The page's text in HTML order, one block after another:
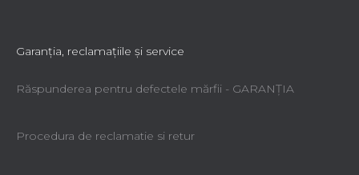
Garanţia, reclamaţiile şi service
Răspunderea pentru defectele mărfii - GARANŢIA
Procedura de reclamatie si retur